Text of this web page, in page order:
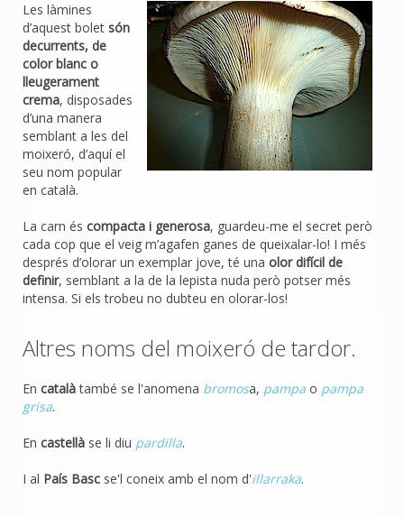
Les làmines
d’aquest bolet són
decurrents, de
color blanc o
lleugerament
crema, disposades
d’una manera
semblant a les del
moixeró, d’aquí el
seu nom popular
en català.
La carn és compacta i generosa, guardeu-me el secret però
cada cop que el veig m’agafen ganes de queixalar-lo! I més
després d’olorar un exemplar jove, té una olor difícil de
definir, semblant a la de la lepista nuda però potser més
intensa. Si els trobeu no dubteu en olorar-los!
Altres noms del moixeró de tardor.
En catalàtambé se l'anomena bromosa, pampa o pampa
grisa.
En castellà se li diu pardilla.
I al País Basc se'l coneix amb el nom d'illarraka.